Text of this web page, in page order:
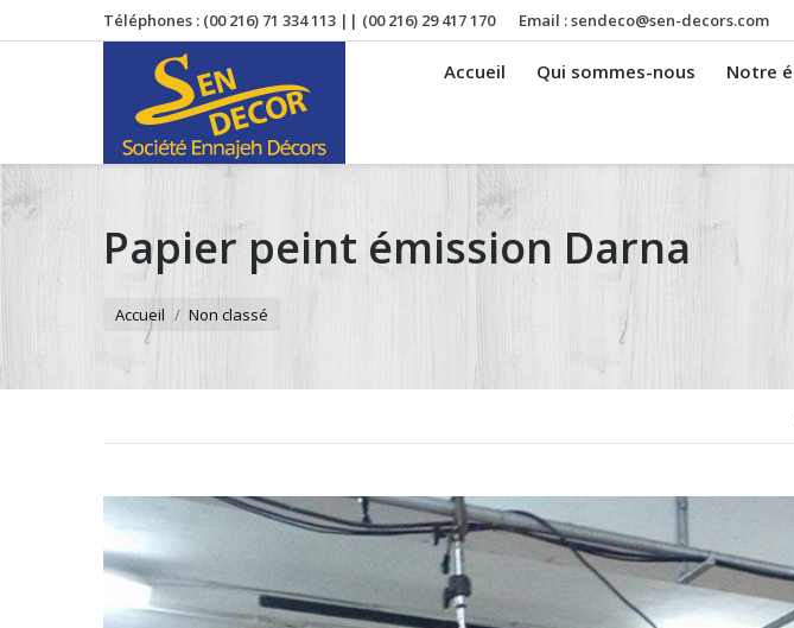
Téléphones : (00 216) 71 334 113 || (00 216) 29 417 170 Email :sendeco@sen-decors.com
Accueil Qui sommes-nous Notre
Papier peint émission Darna
Accueil Non classé